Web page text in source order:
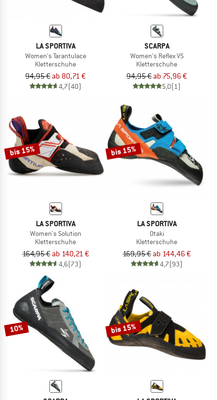
LA SPORTIVA
Women's Tarantulace
Kletterschuhe
94,95 € ab 80,71 €
4,7(40)
SCARPA
Women's Reflex VS
Kletterschuhe
94,95 € ab 75,96 €
5,0(1)
bis 15%
LA SPORTIVA
Women's Solution
Kletterschuhe
164,95 € ab 140,21 €
4,6(73)
bis 15%
LA SPORTIVA
Otaki
Kletterschuhe
169,95 € ab 144,46 €
4,7(93)
10% bis 15%